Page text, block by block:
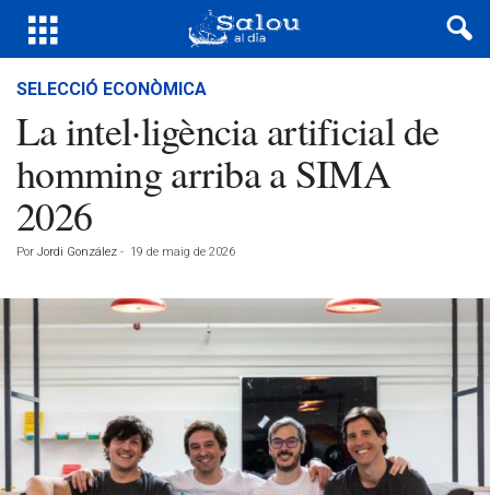
SELECCIÓ ECONÒMICA
La intel·ligència artificial de
homming arriba a SIMA
2026
Por Jordi González - 19 de maig de 2026